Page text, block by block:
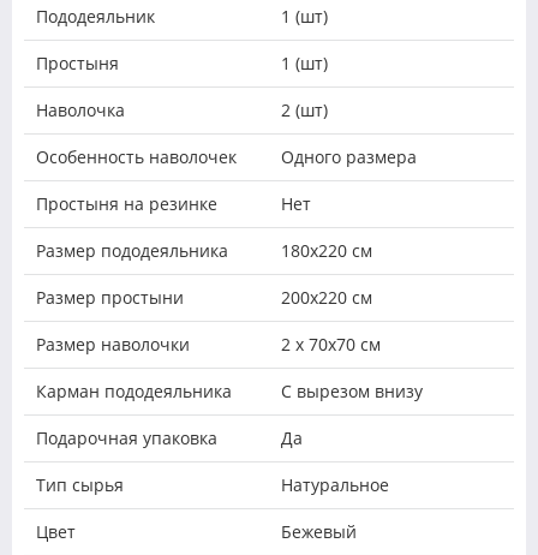
Пододеяльник 1 (шт)
Простыня 1 (шт)
Наволочка 2 (шт)
Особенность наволочек Одного размера
Простыня на резинке Нет
Размер пододеяльника 180х220 см
Размер простыни 200х220 см
Размер наволочки 2 х 70х70 см
Карман пододеяльника С вырезом внизу
Подарочная упаковка Да
Тип сырья Натуральное
Цвет Бежевый